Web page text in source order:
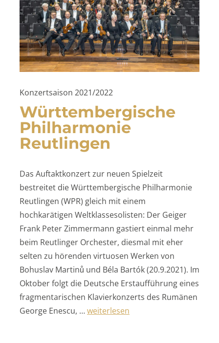
Konzertsaison 2021/2022
Württembergische
Philharmonie
Reutlingen
Das Auftaktkonzert zur neuen Spielzeit
bestreitet die Württembergische Philharmonie
Reutlingen (WPR) gleich mit einem
hochkarätigen Weltklassesolisten: Der Geiger
Frank Peter Zimmermann gastiert einmal mehr
beim Reutlinger Orchester, diesmal mit eher
selten zu hörenden virtuosen Werken von
Bohuslav Martinů und Béla Bartók (20.9.2021). Im
Oktober folgt die Deutsche Erstaufführung eines
fragmentarischen Klavierkonzerts des Rumänen
George Enescu, …„Württembergische Philharmonie
weiterlesen